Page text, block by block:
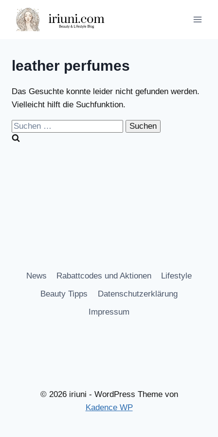
Inhalt
springen
leather perfumes
Das Gesuchte konnte leider nicht gefunden werden.
Vielleicht hilft die Suchfunktion.
Suchen
nach:
News Rabattcodes und Aktionen
Lifestyle
Beauty Tipps
Datenschutzerklärung
Impressum
© 2026 iriuni - WordPress Theme von
Kadence WP